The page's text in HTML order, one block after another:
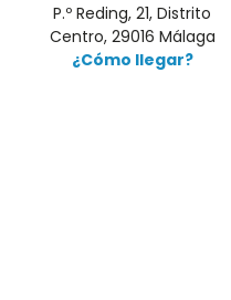
P.º Reding, 21, Distrito
Centro, 29016 Málaga
¿Cómo llegar?